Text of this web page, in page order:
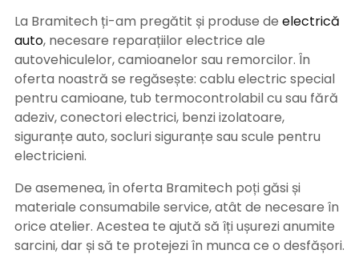
La Bramitech ți-am pregătit și produse de electrică
auto, necesare reparațiilor electrice ale
autovehiculelor, camioanelor sau remorcilor. În
oferta noastră se regăsește: cablu electric special
pentru camioane, tub termocontrolabil cu sau fără
adeziv, conectori electrici, benzi izolatoare,
siguranțe auto, socluri siguranțe sau scule pentru
electricieni.
De asemenea, în oferta Bramitech poți găsi și
materiale consumabile service, atât de necesare în
orice atelier. Acestea te ajută să îți ușurezi anumite
sarcini, dar și să te protejezi în munca ce o desfășori.